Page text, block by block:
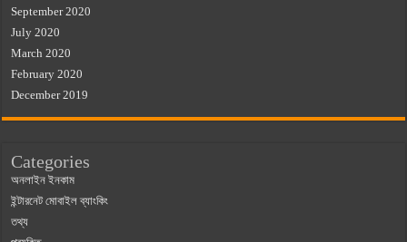
September 2020
July 2020
March 2020
February 2020
December 2019
Categories
অনলাইন ইনকাম
ইন্টারনেট মোবাইল ব্যাংকিং
তথ্য